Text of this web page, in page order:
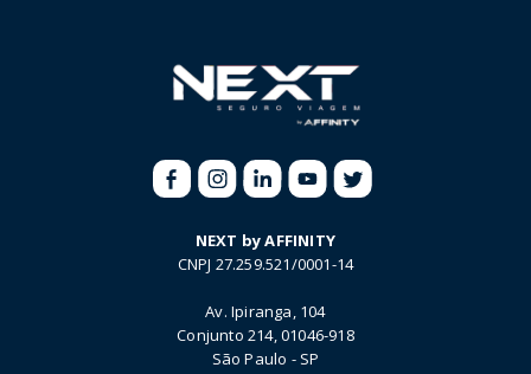
NEXT by AFFINITY
CNPJ 27.259.521/0001-14
Av. Ipiranga, 104
Conjunto 214, 01046-918
São Paulo - SP